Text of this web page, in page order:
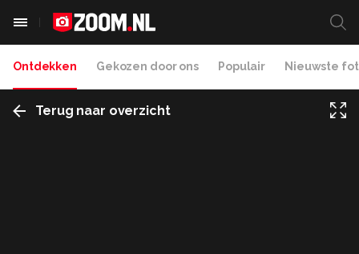
Ontdekken Gekozen door ons Populair Nieuwste
Terug naar overzicht